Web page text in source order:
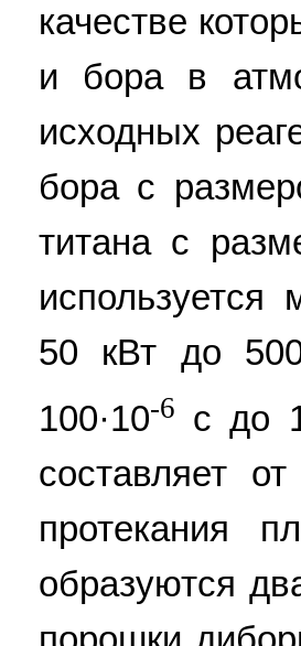
качестве
и бора в
исходных
бора с
титана с
50 кВт до
100·10-6 с до
составляет
протекания
образуются